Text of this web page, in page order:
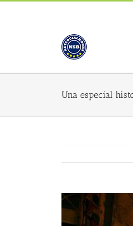
contenido
Una especial
Ver
imagen
más